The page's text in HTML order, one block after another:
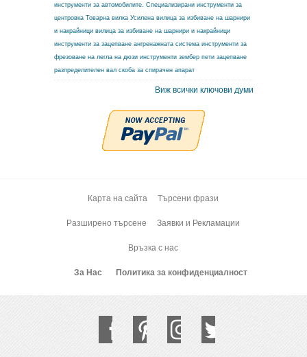
инструменти за автомобилите. Специализирани инструменти за
центровка Товарна вилка Усилена вилица за избиване на шарнири
и накрайници вилица за избиване на шарнири и накрайници
инструменти за зацепване ангренажната система инструменти за
фрезоване на легла на дюзи инструменти зембер пети зацепване
разпределителен вал скоба за спирачен апарат
Виж всички ключови думи
Карта на сайта Търсени фрази
Разширено търсене Заявки и Рекламации
Връзка с нас
За Нас Политика за конфиденциалност